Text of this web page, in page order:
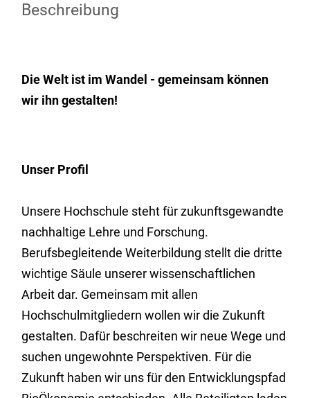
Beschreibung
Die Welt ist im Wandel - gemeinsam können
wir ihn gestalten!
Unser Profil
Unsere Hochschule steht für zukunftsgewandte
nachhaltige Lehre und Forschung.
Berufsbegleitende Weiterbildung stellt die dritte
wichtige Säule unserer wissenschaftlichen
Arbeit dar. Gemeinsam mit allen
Hochschulmitgliedern wollen wir die Zukunft
gestalten. Dafür beschreiten wir neue Wege und
suchen ungewohnte Perspektiven. Für die
Zukunft haben wir uns für den Entwicklungspfad